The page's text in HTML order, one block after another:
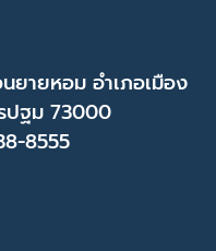
ยายหอม อำเภอเมือง
ปฐม 73000
8555